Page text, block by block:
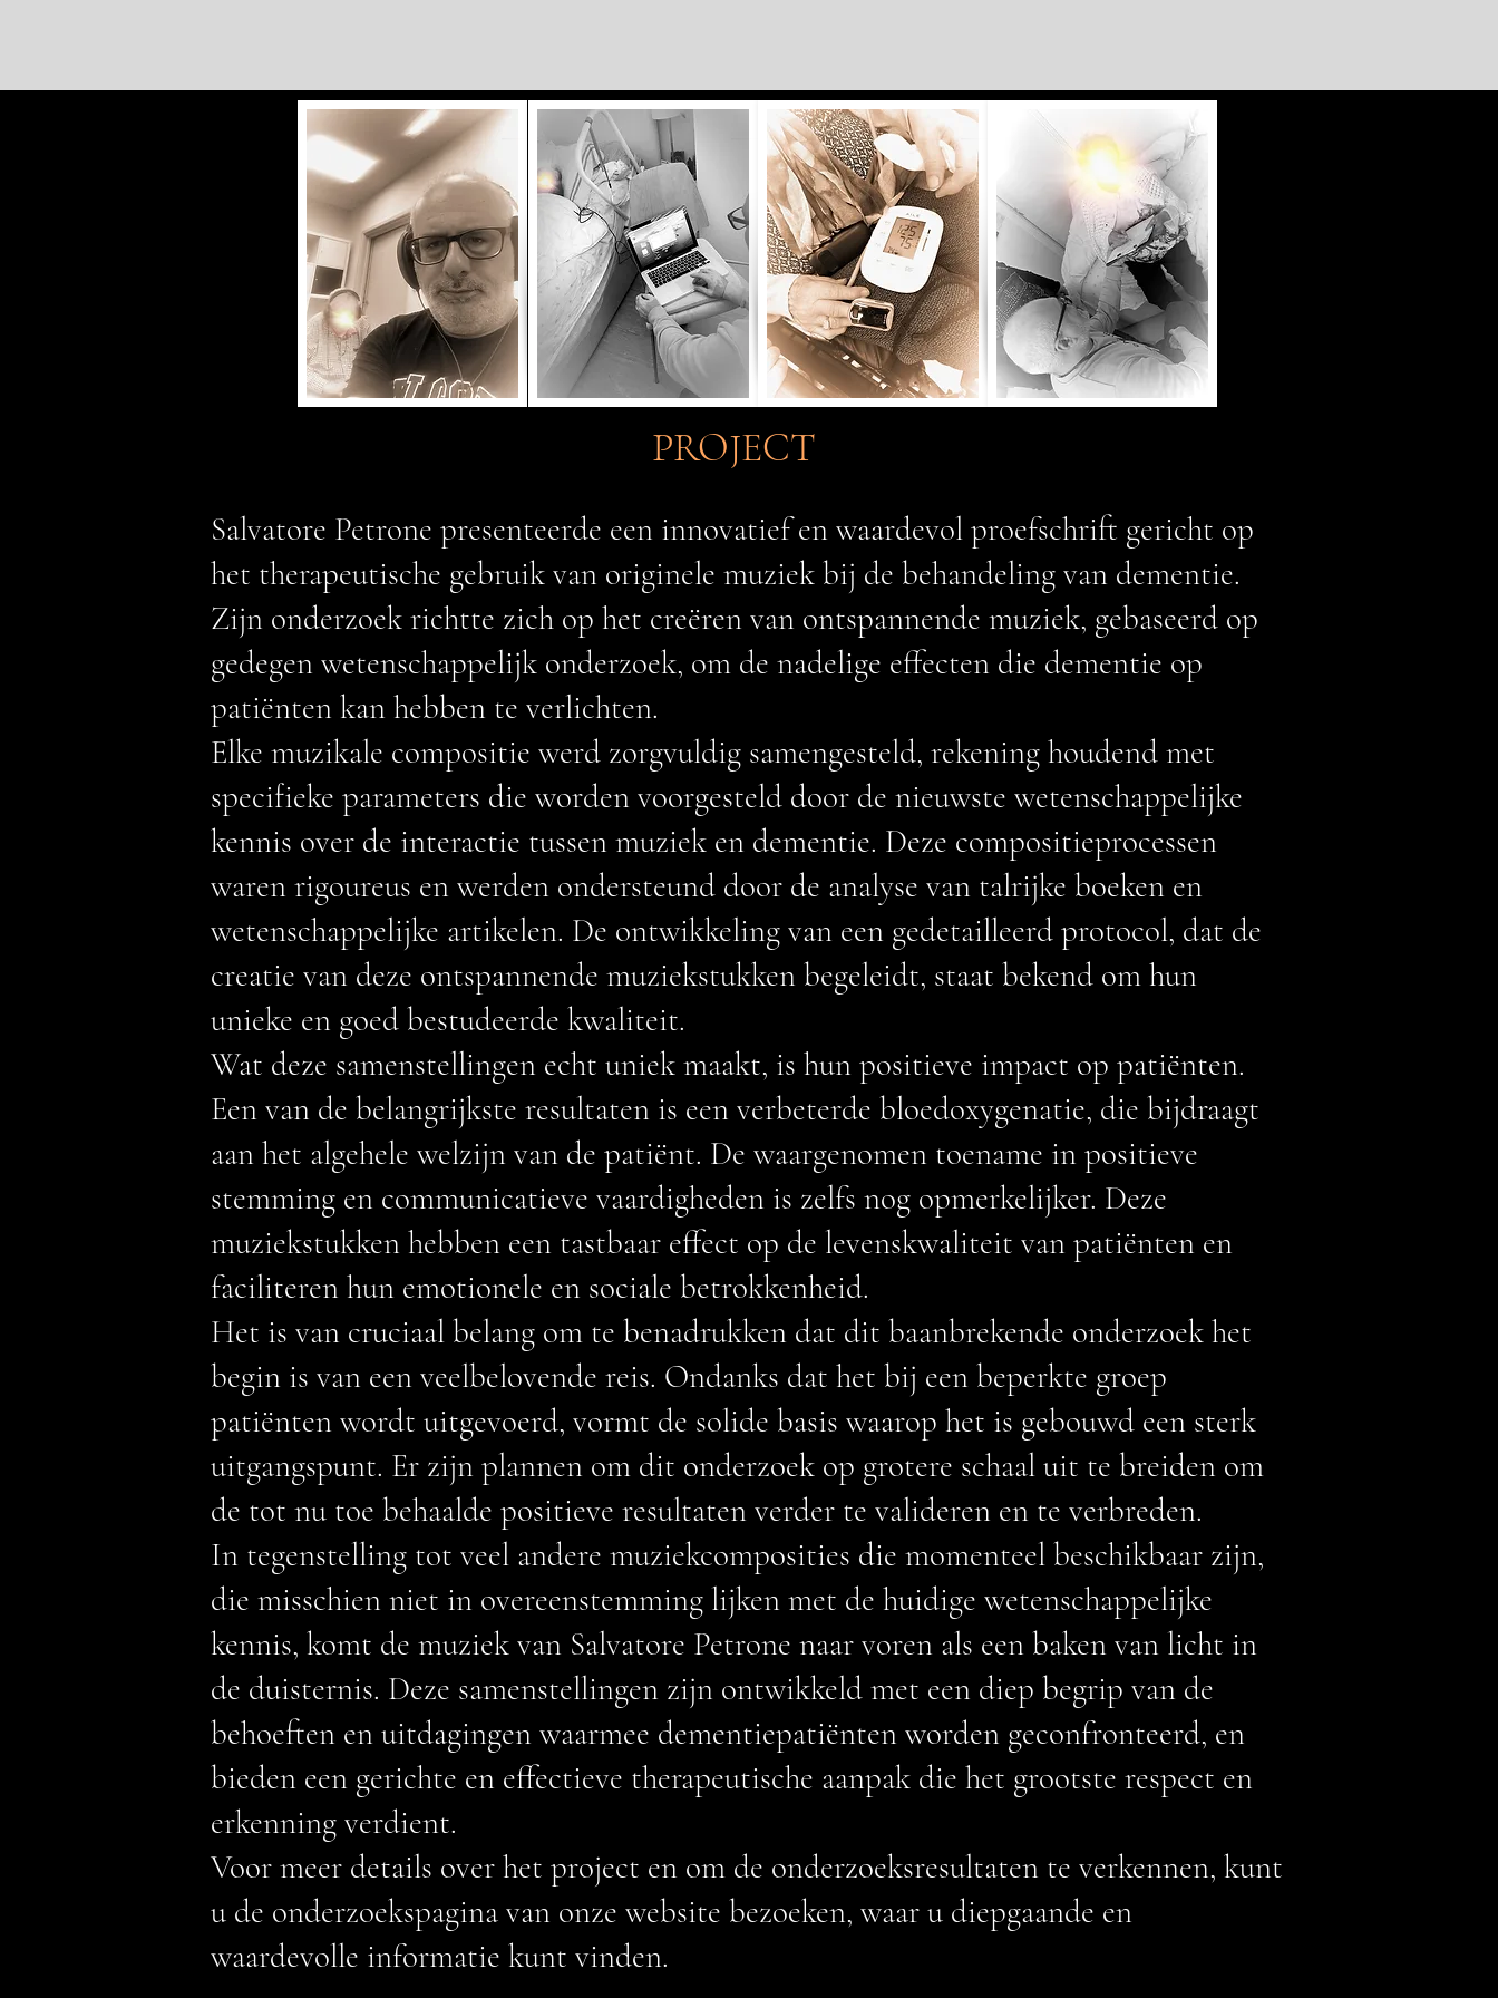
PROJECT
Salvatore Petrone presenteerde een innovatief en waardevol proefschrift gericht op
het therapeutische gebruik van originele muziek bij de behandeling van dementie.
Zijn onderzoek richtte zich op het creëren van ontspannende muziek, gebaseerd op
gedegen wetenschappelijk onderzoek, om de nadelige effecten die dementie op
patiënten kan hebben te verlichten.
Elke muzikale compositie werd zorgvuldig samengesteld, rekening houdend met
specifieke parameters die worden voorgesteld door de nieuwste wetenschappelijke
kennis over de interactie tussen muziek en dementie. Deze compositieprocessen
waren rigoureus en werden ondersteund door de analyse van talrijke boeken en
wetenschappelijke artikelen. De ontwikkeling van een gedetailleerd protocol, dat de
creatie van deze ontspannende muziekstukken begeleidt, staat bekend om hun
unieke en goed bestudeerde kwaliteit.
Wat deze samenstellingen echt uniek maakt, is hun positieve impact op patiënten.
Een van de belangrijkste resultaten is een verbeterde bloedoxygenatie, die bijdraagt
aan het algehele welzijn van de patiënt. De waargenomen toename in positieve
stemming en communicatieve vaardigheden is zelfs nog opmerkelijker. Deze
muziekstukken hebben een tastbaar effect op de levenskwaliteit van patiënten en
faciliteren hun emotionele en sociale betrokkenheid.
Het is van cruciaal belang om te benadrukken dat dit baanbrekende onderzoek het
begin is van een veelbelovende reis. Ondanks dat het bij een beperkte groep
patiënten wordt uitgevoerd, vormt de solide basis waarop het is gebouwd een sterk
uitgangspunt. Er zijn plannen om dit onderzoek op grotere schaal uit te breiden om
de tot nu toe behaalde positieve resultaten verder te valideren en te verbreden.
In tegenstelling tot veel andere muziekcomposities die momenteel beschikbaar zijn,
die misschien niet in overeenstemming lijken met de huidige wetenschappelijke
kennis, komt de muziek van Salvatore Petrone naar voren als een baken van licht in
de duisternis. Deze samenstellingen zijn ontwikkeld met een diep begrip van de
behoeften en uitdagingen waarmee dementiepatiënten worden geconfronteerd, en
bieden een gerichte en effectieve therapeutische aanpak die het grootste respect en
erkenning verdient.
Voor meer details over het project en om de onderzoeksresultaten te verkennen, kunt
u de onderzoekspagina van onze website bezoeken, waar u diepgaande en
waardevolle informatie kunt vinden.